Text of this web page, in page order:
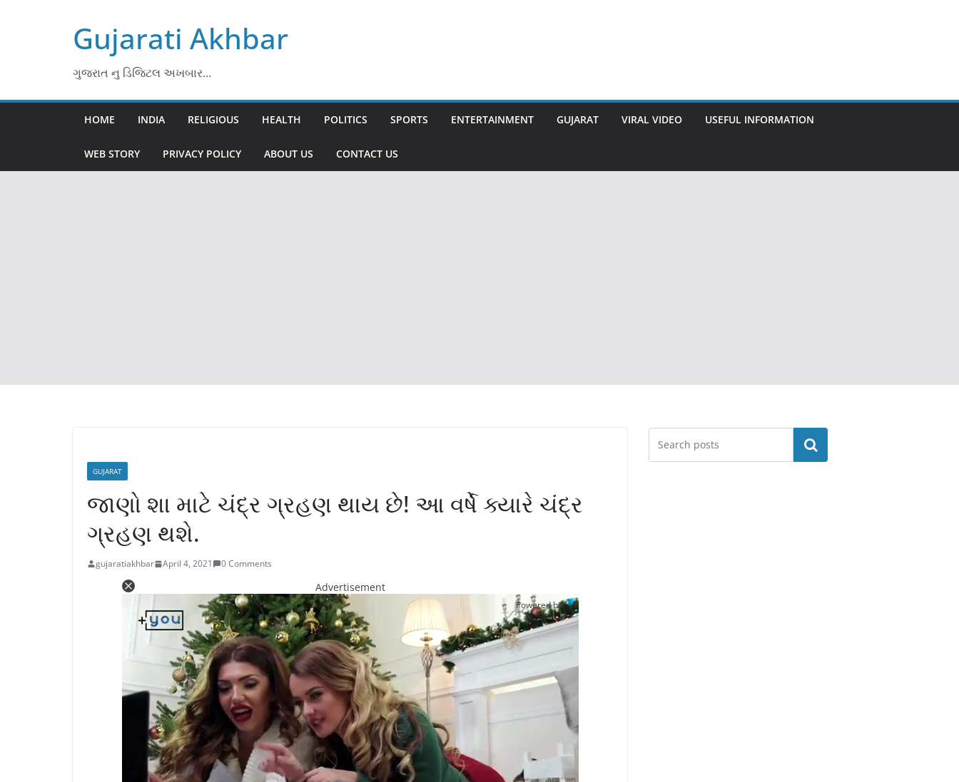
Gujarati Akhbar
ગુજરાત નુ ડિજિટલ અખબાર…
HOME INDIA RELIGIOUS HEALTH POLITICS SPORTS ENTERTAINMENT GUJARAT VIRAL VIDEO USEFUL INFORMATION
WEB STORY PRIVACY POLICY ABOUT US CONTACT US
GUJARAT
જાણો શા માટે ચંદ્ર ગ્રહણ થાય છે! આ વર્ષે ક્યારે ચંદ્ર
ગ્રહણ થશે.
gujaratiakhbar April 4, 2021 0 Comments
Advertisement
Powered by:
Search